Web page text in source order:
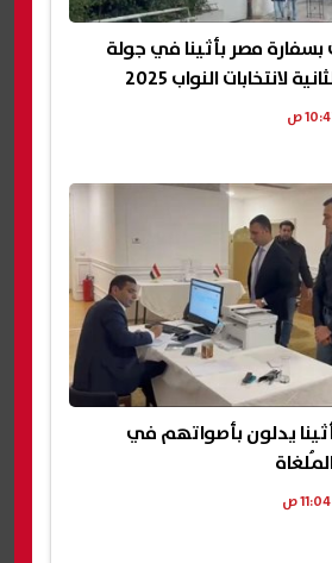
بسفارة مصر بأثينا في جولة
لانتخابات النواب 2025
يدلون بأصواتهم في